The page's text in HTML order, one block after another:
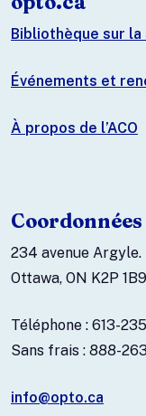
Bibliothèque sur
Événements et
À propos de l’ACO
Coordonnées
234 avenue Argyle.
Ottawa, ON K2P 1B9
Téléphone : 613-
Sans frais : 888-
info@opto.ca